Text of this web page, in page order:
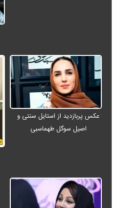
عکس پربازدید از استایل سنتی و
اصیل سوگل طهماسبی